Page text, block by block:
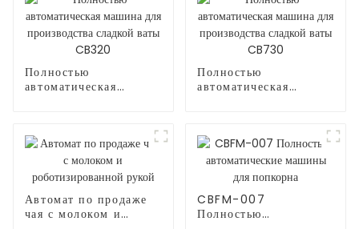
Полностью
автоматическая
Полностью
автоматическая
Автомат по продаже
чая с молоком и
CBFM-007
Полностью